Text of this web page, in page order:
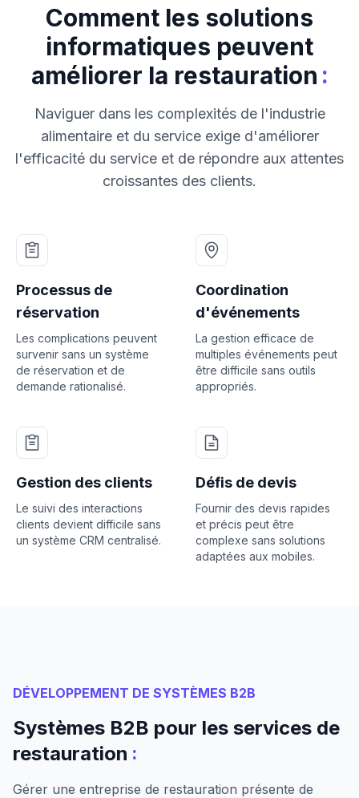
Comment les solutions
informatiques peuvent
améliorer la restauration :
Naviguer dans les complexités de l'industrie
alimentaire et du service exige d'améliorer
l'efficacité du service et de répondre aux attentes
croissantes des clients.
Processus de
réservation
Les complications peuvent
survenir sans un système
de réservation et de
demande rationalisé.
Coordination
d'événements
La gestion efficace de
multiples événements peut
être difficile sans outils
appropriés.
Gestion des clients
Le suivi des interactions
clients devient difficile sans
un système CRM centralisé.
Défis de devis
Fournir des devis rapides
et précis peut être
complexe sans solutions
adaptées aux mobiles.
DÉVELOPPEMENT DE SYSTÈMES B2B
Systèmes B2B pour les services de
restauration :
Gérer une entreprise de restauration présente de